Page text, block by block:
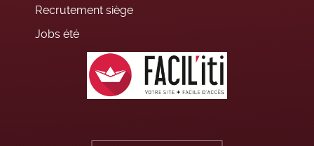
Recrutement siège
Jobs été